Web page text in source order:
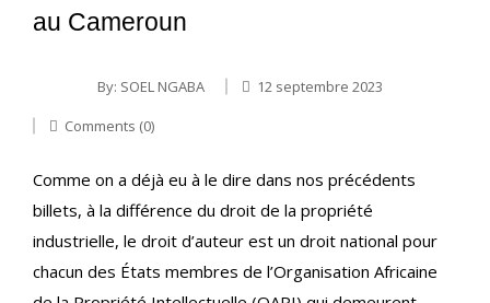
au Cameroun
By: SOEL NGABA
12 septembre 2023
Comments (0)
Comme on a déjà eu à le dire dans nos précédents
billets, à la différence du droit de la propriété
industrielle, le droit d’auteur est un droit national pour
chacun des États membres de l’Organisation Africaine